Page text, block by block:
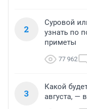
2
Суровой
узнать по
приметы
77 962
3
Какой
августа, —